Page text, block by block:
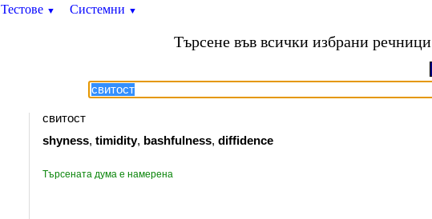
Тестове ▼ Системни ▼
Търсене във всички избрани речници
свитост
shyness, timidity, bashfulness, diffidence
Търсената дума е намерена